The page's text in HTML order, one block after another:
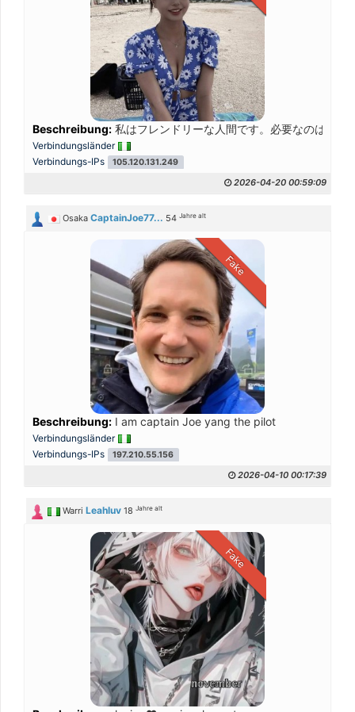
Beschreibung: 私はフレンドリーな人間です。必要なのは愛と
Verbindungsländer
Verbindungs-IPs
105.120.131.249
2026-04-20 00:59:09
Osaka CaptainJoe77... 54Jahre alt
Fake
Beschreibung: I am captain Joe yang the pilot
Verbindungsländer
Verbindungs-IPs
197.210.55.156
2026-04-10 00:17:39
Warri Leahluv 18Jahre alt
Fake